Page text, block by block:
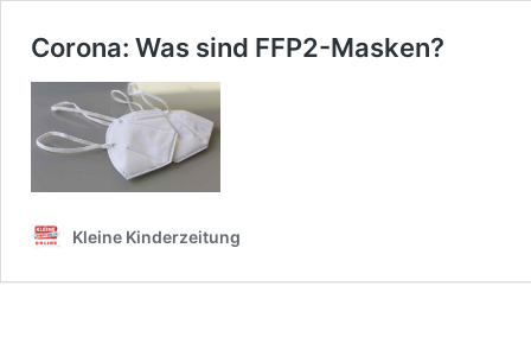
Corona: Was sind FFP2-Masken?
Kleine Kinderzeitung